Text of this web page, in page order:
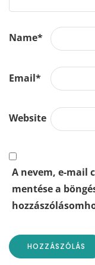
Name*
Email*
Website
A nevem, e-mail
mentése a